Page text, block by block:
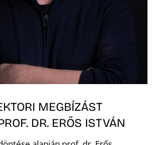
MEGBÍZÁST
DR. ERŐS ISTVÁN